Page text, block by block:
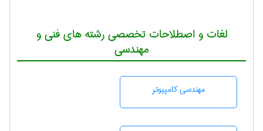
لغات و اصطلاحات تخصصی رشته های فنی و
مهندسی
مهندسی كامپيوتر